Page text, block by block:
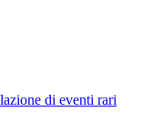
di eventi rari